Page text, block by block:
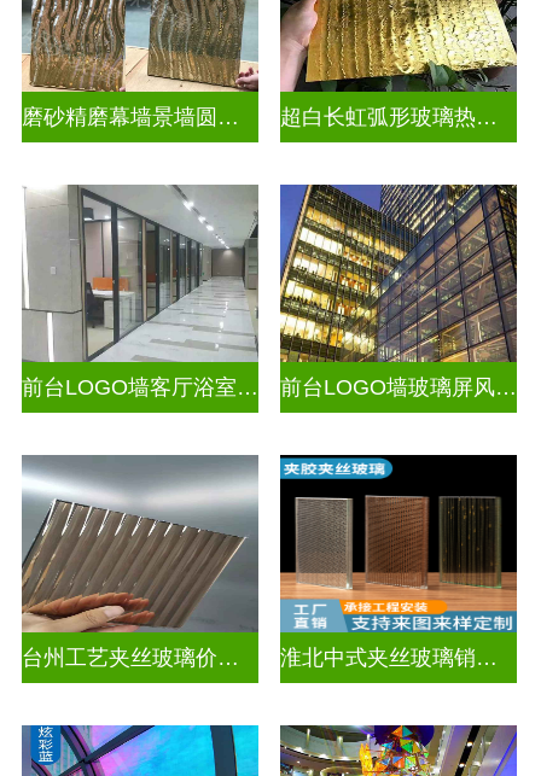
磨砂精磨幕墙景墙圆弧玻璃 超白长虹弧形玻璃热熔热弯玻璃
前台LOGO墙客厅浴室玻璃隔断 前台LOGO墙玻璃屏风隔断
台州工艺夹丝玻璃价钱表 淮北中式夹丝玻璃销售电话